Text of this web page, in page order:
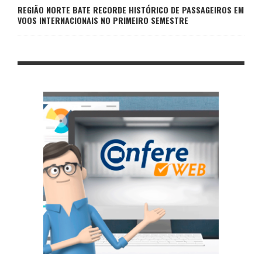
REGIÃO NORTE BATE RECORDE HISTÓRICO DE PASSAGEIROS EM
VOOS INTERNACIONAIS NO PRIMEIRO SEMESTRE